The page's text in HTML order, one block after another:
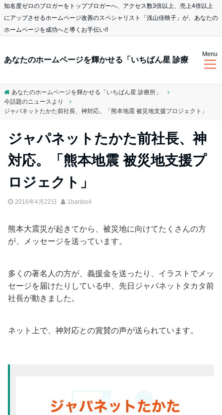
知名度ゼロのブロガーをトップブロガーへ、アクセス数3倍以上、売上4倍以上
にアップさせるホームページ改善のスペシャリスト「浅山佳映子」が、あなたの
ホームページを成功へと導くお手伝い!!
あなたのホームページを輝かせる「いちばん星 診療
所」
Menu
あなたのホームページを輝かせる「いちばん星 診療所」
今話題のニュースより
ジャパネットたかた前社長、神対応。「熊本地震 被災地支援プロジェクト」
ジャパネットたかた前社長、神
対応。「熊本地震 被災地支援プ
ロジェクト」
2016年4月22日 1banbo4
熊本大震災が起きてから、被災地に向けてたくさんの方
が、メッセージを送っています。
多くの著名人の方が、義援金を送ったり、イラストでメッ
セージを届けたりしている中、先日ジャパネットタカタ前
社長が動きました。
ネット上で、神対応との賞賛の声が送られています。